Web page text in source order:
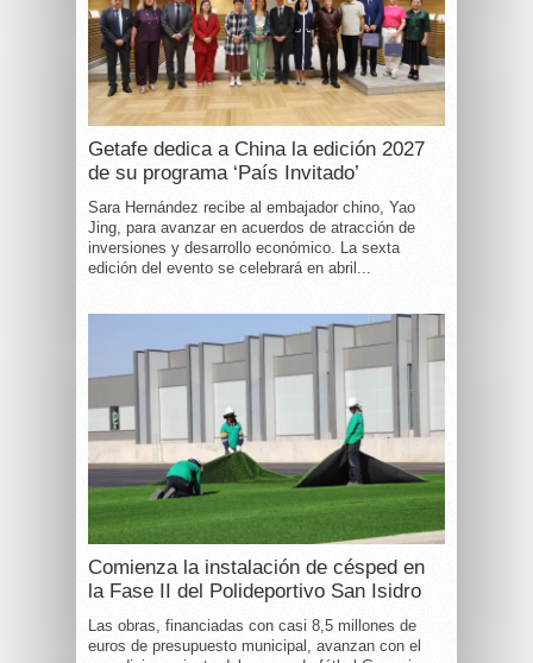
Getafe dedica a China la edición 2027
de su programa ‘País Invitado’
Sara Hernández recibe al embajador chino, Yao
Jing, para avanzar en acuerdos de atracción de
inversiones y desarrollo económico. La sexta
edición del evento se celebrará en abril...
Comienza la instalación de césped en
la Fase II del Polideportivo San Isidro
Las obras, financiadas con casi 8,5 millones de
euros de presupuesto municipal, avanzan con el